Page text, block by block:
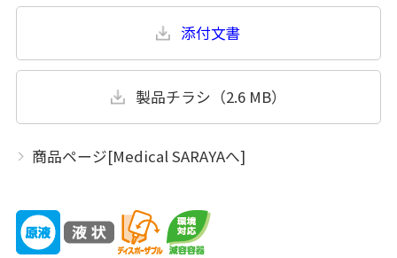
添付文書
製品チラシ（2.6 MB）
商品ページ[Medical SARAYAへ]